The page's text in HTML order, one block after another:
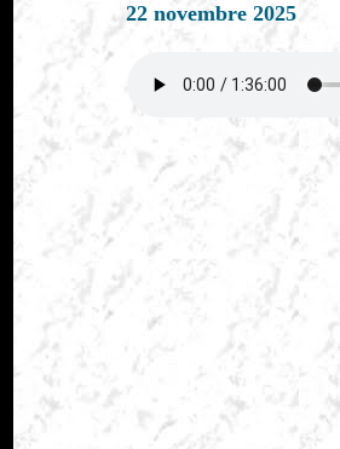
22 novembre 2025